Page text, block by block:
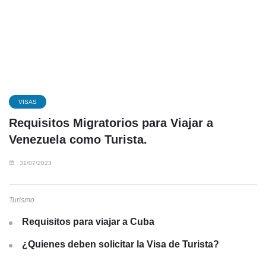
VISAS
Requisitos Migratorios para Viajar a
Venezuela como Turista.
31/07/2023
Turismo
Requisitos para viajar a Cuba
¿Quienes deben solicitar la Visa de Turista?